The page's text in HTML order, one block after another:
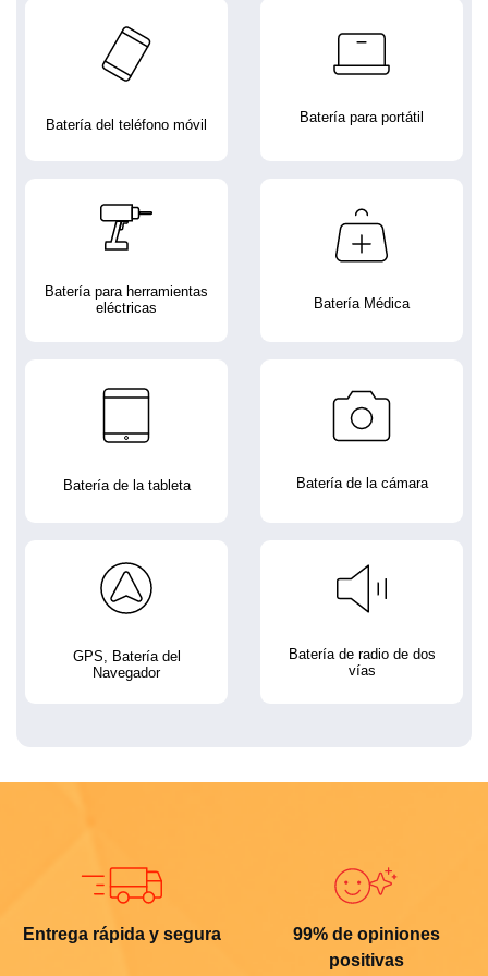
Batería del teléfono móvil Batería para portátil
Batería para herramientas
eléctricas
Batería Médica
Batería de la tableta Batería de la cámara
GPS, Batería del
Navegador
Batería de radio de dos
vías
Entrega rápida y segura
99% de opiniones
positivas